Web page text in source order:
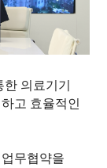
의료기기
고 효율적인
무협약을